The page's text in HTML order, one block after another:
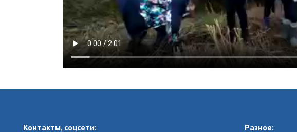
Контакты, соцсети: Разное: